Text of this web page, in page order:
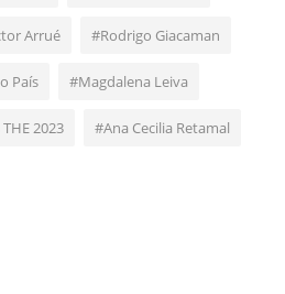
Arrué #Rodrigo Giacaman
País #Magdalena Leiva
2023 #Ana Cecilia Retamal